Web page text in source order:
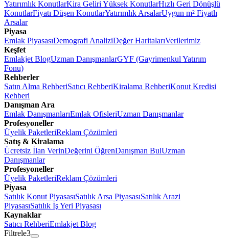
Yatırımlık KonutlarKira Geliri Yüksek KonutlarHızlı Geri Dönüşlü
KonutlarFiyatı Düşen KonutlarYatırımlık ArsalarUygun m² Fiyatlı
Arsalar
Piyasa
Emlak PiyasasıDemografi AnaliziDeğer HaritalarıVerilerimiz
Keşfet
Emlakjet BlogUzman DanışmanlarGYF (Gayrimenkul Yatırım
Fonu)
Rehberler
Satın Alma RehberiSatıcı RehberiKiralama RehberiKonut Kredisi
Rehberi
Danışman Ara
Emlak DanışmanlarıEmlak OfisleriUzman Danışmanlar
Profesyoneller
Üyelik PaketleriReklam Çözümleri
Satış & Kiralama
Ücretsiz İlan VerinDeğerini ÖğrenDanışman BulUzman
Danışmanlar
Profesyoneller
Üyelik PaketleriReklam Çözümleri
Piyasa
Satılık Konut PiyasasıSatılık Arsa PiyasasıSatılık Arazi
PiyasasıSatılık İş Yeri Piyasası
Kaynaklar
Satıcı RehberiEmlakjet Blog
Filtrele3